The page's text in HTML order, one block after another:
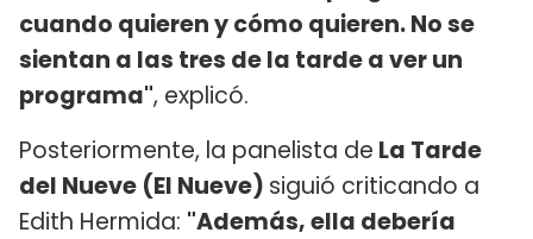
cuando quieren y cómo quieren. No se
sientan a las tres de la tarde a ver un
programa", explicó.
Posteriormente, la panelista de La Tarde
del Nueve (El Nueve) siguió criticando a
Edith Hermida: "Además, ella debería